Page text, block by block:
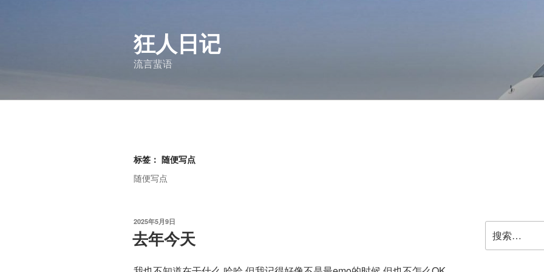
狂人日记
流言蜚语
标签： 随便写点
随便写点
发
布
于
2025年5月9日
去年今天
索：